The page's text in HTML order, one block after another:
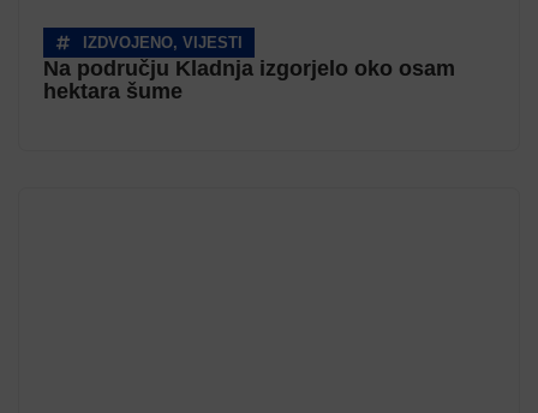
IZDVOJENO, VIJESTI
Na području Kladnja izgorjelo oko osam
hektara šume